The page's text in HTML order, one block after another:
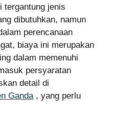
tergantung jenis
dibutuhkan, namun
perencanaan
biaya ini merupakan
dalam memenuhi
persyaratan
detail di
Ganda, yang perlu